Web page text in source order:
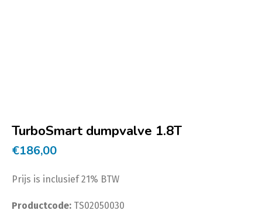
TurboSmart dumpvalve 1.8T
€186,00
Prijs is inclusief 21% BTW
Productcode: TS02050030